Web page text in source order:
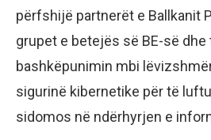
përfshijë partnerët e Ballkanit
grupet e betejës së BE-së dhe
bashkëpunimin mbi
sigurinë kibernetike për të
sidomos në ndërhyrjen e